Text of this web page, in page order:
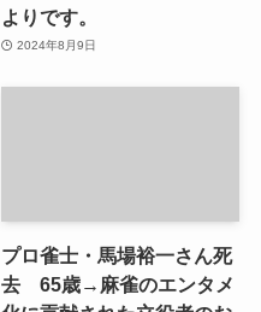
よりです。
2024年8月9日
プロ雀士・馬場裕一さん死
去 65歳→麻雀のエンタメ